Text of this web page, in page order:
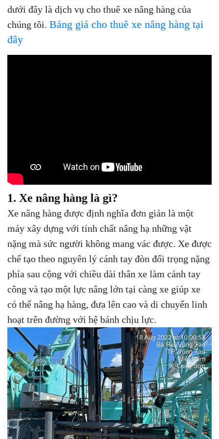
dưới đây là dịch vụ cho thuê xe nâng hàng của
chúng tôi. Bảng giá cho thuê xe nâng hàng tại
đây
1. Xe nâng hàng là gì?
Xe nâng hàng được định nghĩa đơn giản là một
máy xây dựng với tính chất nâng hạ những vật
nặng mà sức người không mang vác được. Xe được
chế tạo theo nguyên lý cánh tay đòn đối trọng nặng
phía sau cộng với chiều dài thân xe làm cánh tay
công và tạo một lực nâng lớn tại càng xe giúp xe
có thể nâng hạ hàng, đưa lên cao và di chuyển linh
hoạt trên đường với hệ bánh chịu lực.